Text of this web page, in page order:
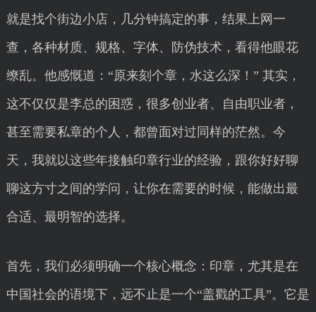
就是找个街边小店，几分钟搞定的事，结果上网一
查，各种材质、规格、字体、防伪技术，看得他眼花
缭乱。他感慨道：“原来刻个章，水这么深！” 其实，
这不仅仅是李总的困惑，很多创业者、自由职业者，
甚至需要私章的个人，都曾面对过同样的茫然。今
天，我就以这些年接触印章行业的经验，跟你好好聊
聊这方寸之间的学问，让你在需要的时候，能做出最
合适、最明智的选择。
首先，我们必须明确一个核心概念：印章，尤其是在
中国社会的语境下，远不止是一个“盖戳的工具”。它是